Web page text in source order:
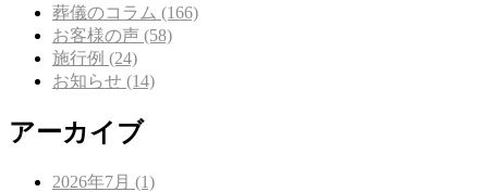
葬儀のコラム (166)
お客様の声 (58)
施行例 (24)
お知らせ (14)
アーカイブ
2026年7月 (1)